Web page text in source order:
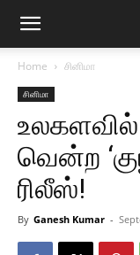
Home சினிமா
சினிமா
உலகளவில்
வென்ற
ரிலீஸ்!
By Ganesh Kumar -